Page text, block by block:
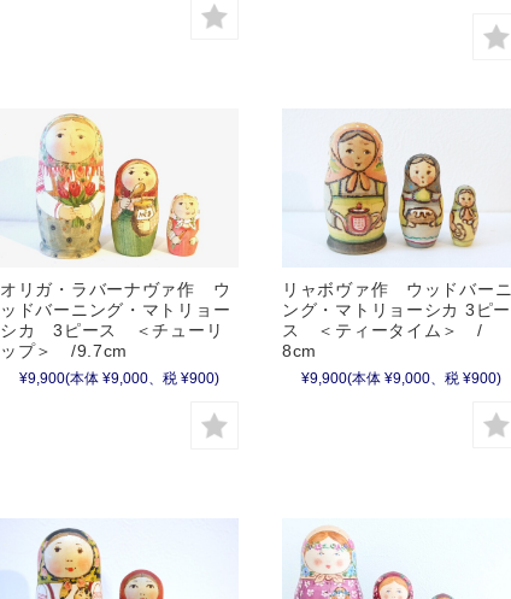
オリガ・ラバーナヴァ作 ウ
ッドバーニング・マトリョー
シカ 3ピース ＜チューリ
ップ＞ /9.7cm
¥9,900(本体 ¥9,000、税 ¥900)
リャボヴァ作 ウッドバーニ
ング・マトリョーシカ 3ピー
ス ＜ティータイム＞ /
8cm
¥9,900(本体 ¥9,000、税 ¥900)